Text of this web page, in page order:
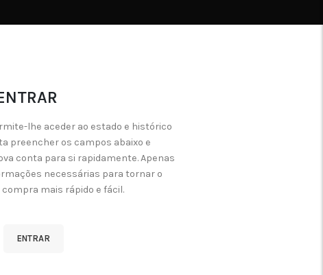
lhe aceder ao estado e histórico
preencher os campos abaixo e
conta para si rapidamente. Apenas
necessárias para tornar o
mais rápido e fácil.
ENTRAR